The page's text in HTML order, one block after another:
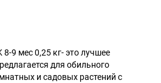
9 мес 0,25 кг- это лучшее
для обильного
и садовых растений с